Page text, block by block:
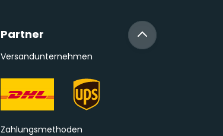
Partner
Versandunternehmen
Zahlungsmethoden